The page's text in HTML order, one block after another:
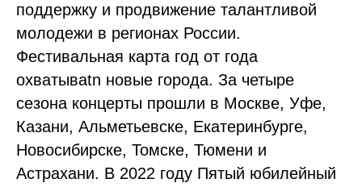
поддержку и продвижение талантливой
молодежи в регионах России.
Фестивальная карта год от года
охватываtn новые города. За четыре
сезона концерты прошли в Москве, Уфе,
Казани, Альметьевске, Екатеринбурге,
Новосибирске, Томске, Тюмени и
Астрахани. В 2022 году Пятый юбилейный